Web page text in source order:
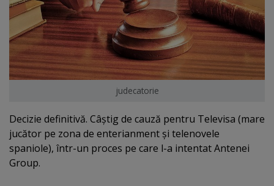
judecatorie
Decizie definitivă. Câştig de cauză pentru Televisa (mare
jucător pe zona de enterianment şi telenovele
spaniole), într-un proces pe care l-a intentat Antenei
Group.